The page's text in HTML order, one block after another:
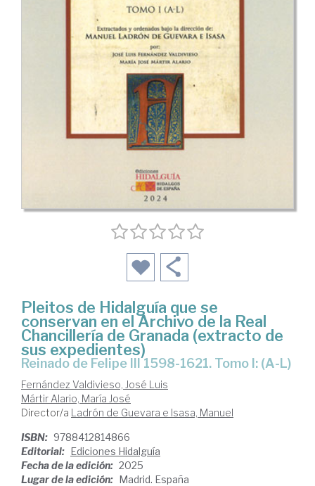
Pleitos de Hidalguía que se
conservan en el Archivo de la Real
Chancillería de Granada (extracto de
sus expedientes)
Reinado de Felipe III 1598-1621. Tomo I: (A-L)
Fernández Valdivieso, José Luis
Mártir Alario, María José
Director/a Ladrón de Guevara e Isasa, Manuel
ISBN: 9788412814866
Editorial: Ediciones Hidalguía
Fecha de la edición: 2025
Lugar de la edición: Madrid. España